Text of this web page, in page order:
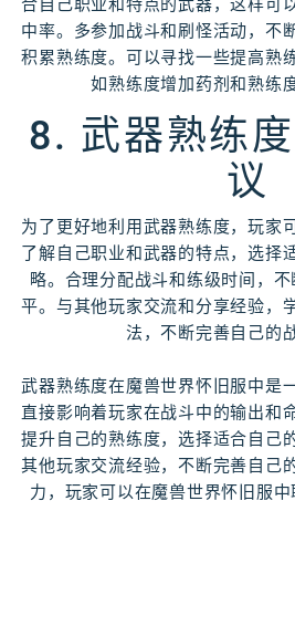
合自己职业和特点的武器，这样可
中率。多参加战斗和刷怪活动，不
积累熟练度。可以寻找一些提高熟
如熟练度增加药剂和熟练
8. 武器熟练
议
为了更好地利用武器熟练度，玩家
了解自己职业和武器的特点，选择
略。合理分配战斗和练级时间，
平。与其他玩家交流和分享经验，
法，不断完善自己的
武器熟练度在魔兽世界怀旧服中是
直接影响着玩家在战斗中的输出和
提升自己的熟练度，选择适合自己
其他玩家交流经验，不断完善自己
力，玩家可以在魔兽世界怀旧服中